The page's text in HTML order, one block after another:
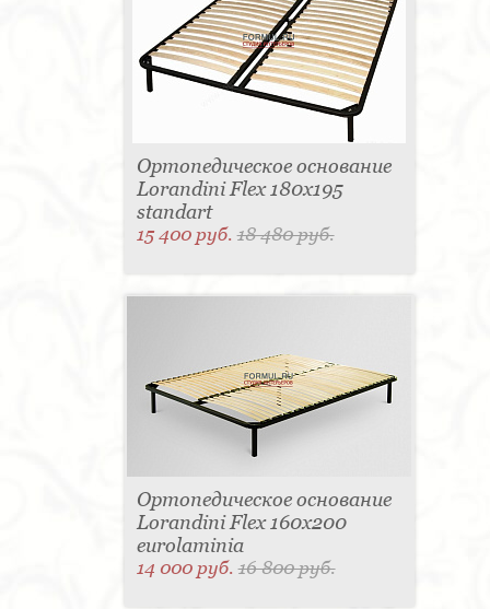
Ортопедическое основание
Lorandini Flex 180x195
standart
15 400 руб.18 480 руб.
Ортопедическое основание
Lorandini Flex 160x200
eurolaminia
14 000 руб.16 800 руб.